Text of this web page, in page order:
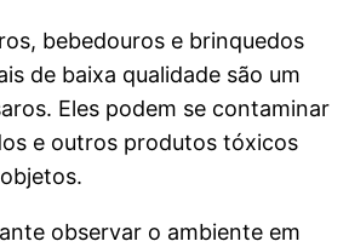
bebedouros e brinquedos
de baixa qualidade são um
Eles podem se contaminar
e outros produtos tóxicos
observar o ambiente em